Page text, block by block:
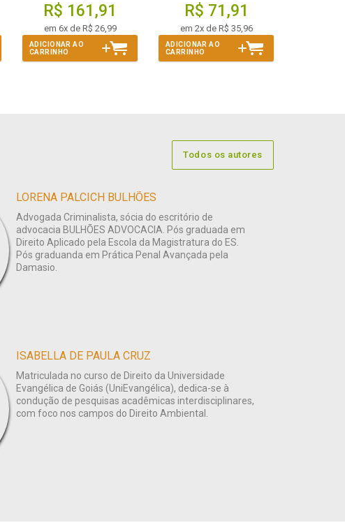
R$ 161,91
em 6x de R$ 26,99
ADICIONAR AO
CARRINHO
R$ 71,91
em 2x de R$ 35,96
ADICIONAR AO
CARRINHO
Todos os autores
LORENA PALCICH BULHÕES
Advogada Criminalista, sócia do escritório de
advocacia BULHÕES ADVOCACIA. Pós graduada em
Direito Aplicado pela Escola da Magistratura do ES.
Pós graduanda em Prática Penal Avançada pela
Damasio.
ISABELLA DE PAULA CRUZ
Matriculada no curso de Direito da Universidade
Evangélica de Goiás (UniEvangélica), dedica-se à
condução de pesquisas acadêmicas interdisciplinares,
com foco nos campos do Direito Ambiental.